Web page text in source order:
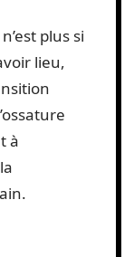
plus si
lieu,
à